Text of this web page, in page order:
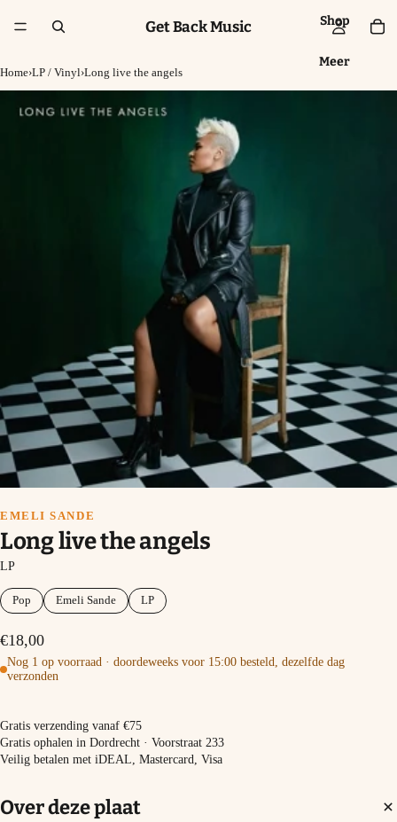
Shop
Meer
Get Back Music
Home›LP / Vinyl›Long live the angels
EMELI SANDE
Long live the angels
LP
Pop Emeli Sande LP
€18,00
Nog 1 op voorraad · doordeweeks voor 15:00 besteld, dezelfde dag
verzonden
In winkelmand
Gratis verzending vanaf €75
Gratis ophalen in Dordrecht · Voorstraat 233
Veilig betalen met iDEAL, Mastercard, Visa
Over deze plaat